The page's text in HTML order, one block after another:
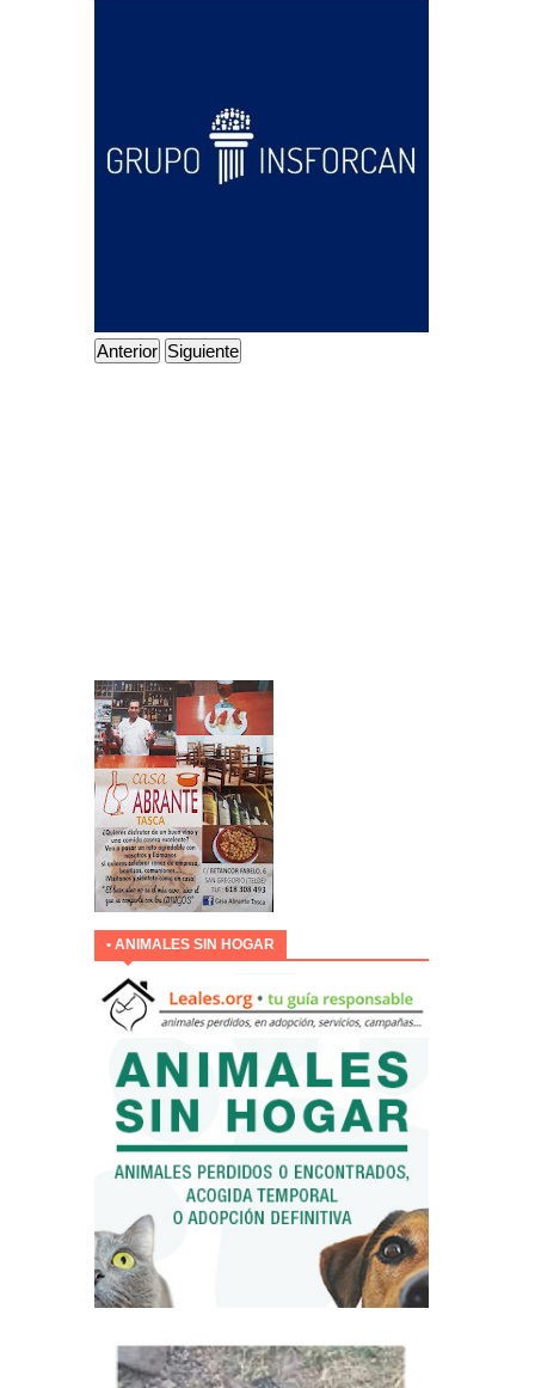
Anterior Siguiente
• ANIMALES SIN HOGAR